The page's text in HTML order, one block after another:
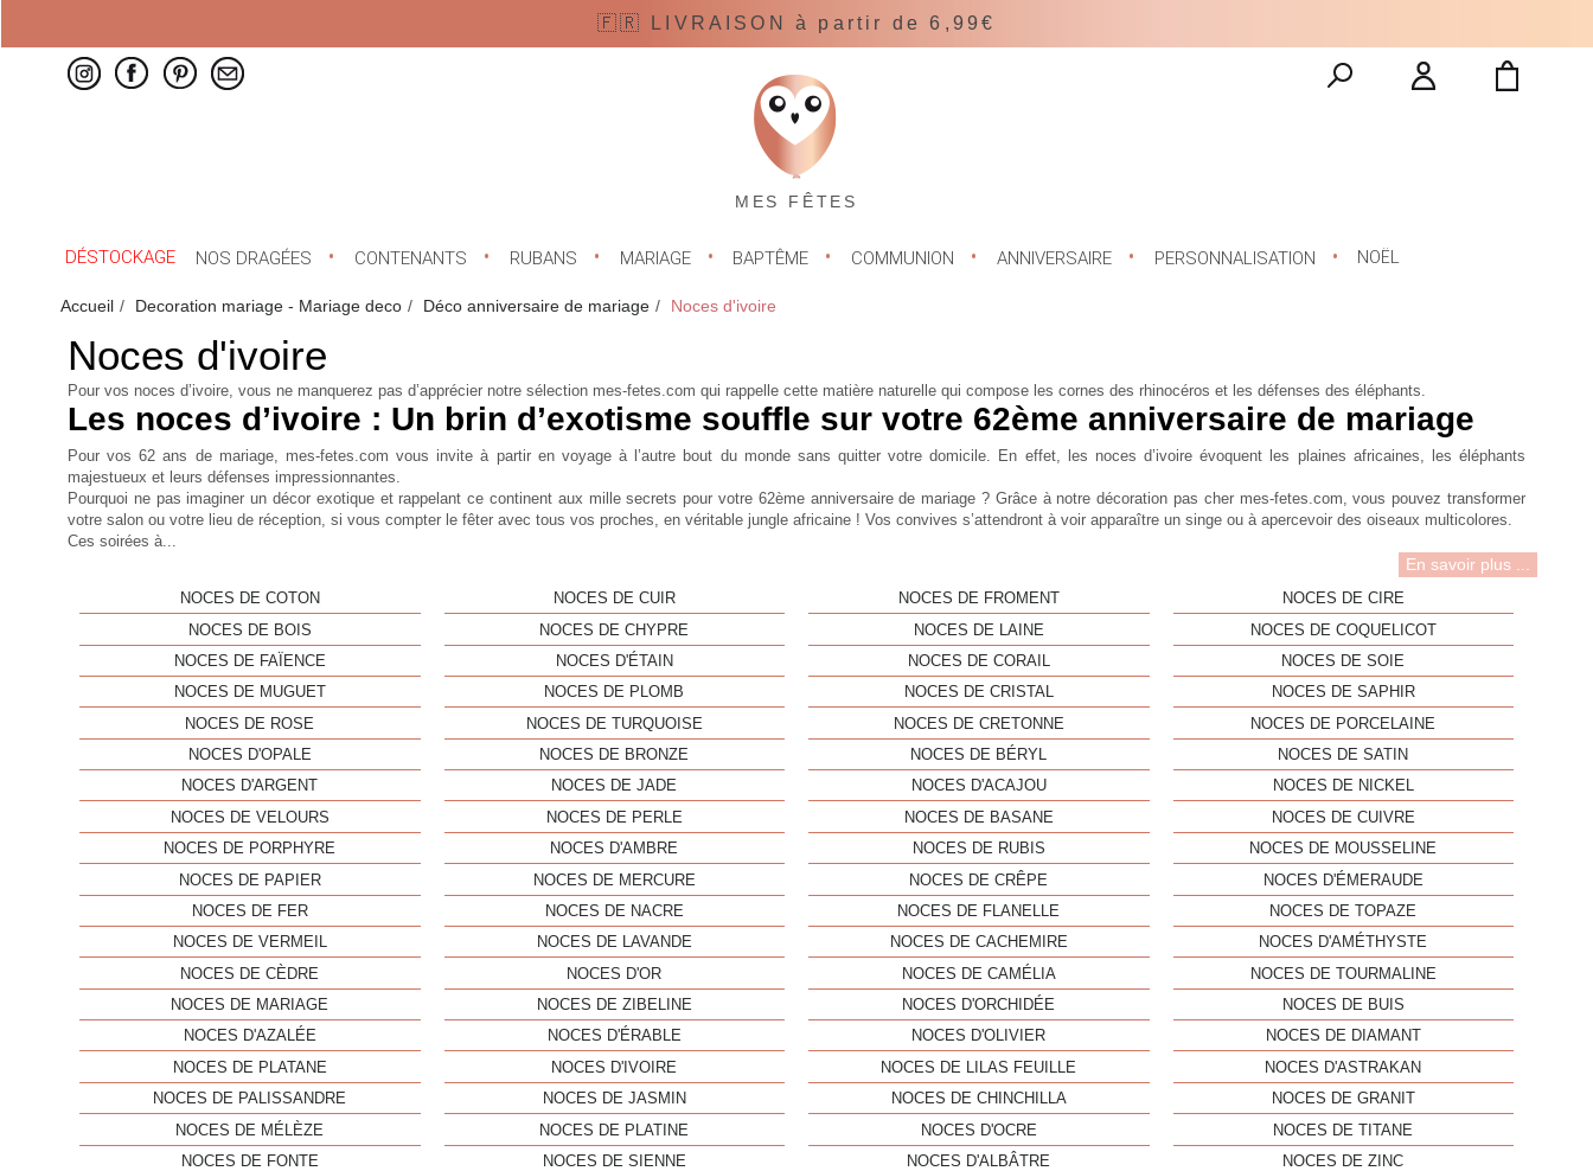
🇫🇷 LIVRAISON à partir de 6,99€
MES FÊTES
DÉSTOCKAGE NOS DRAGÉES CONTENANTS RUBANS MARIAGE BAPTÊME COMMUNION ANNIVERSAIRE PERSONNALISATION NOËL
Accueil Decoration mariage - Mariage deco Déco anniversaire de mariage Noces d'ivoire
Noces d'ivoire
Pour vos noces d’ivoire, vous ne manquerez pas d’apprécier notre sélection mes-fetes.com qui rappelle cette matière naturelle qui compose les cornes des rhinocéros et les défenses des éléphants.
Les noces d’ivoire : Un brin d’exotisme souffle sur votre 62ème anniversaire de mariage
Pour vos 62 ans de mariage, mes-fetes.com vous invite à partir en voyage à l’autre bout du monde sans quitter votre domicile. En effet, les noces d’ivoire évoquent les plaines africaines, les éléphants
majestueux et leurs défenses impressionnantes.
Pourquoi ne pas imaginer un décor exotique et rappelant ce continent aux mille secrets pour votre 62ème anniversaire de mariage ? Grâce à notre décoration pas cher mes-fetes.com, vous pouvez transformer
votre salon ou votre lieu de réception, si vous compter le fêter avec tous vos proches, en véritable jungle africaine ! Vos convives s’attendront à voir apparaître un singe ou à apercevoir des oiseaux multicolores.
Ces soirées à...
En savoir plus ...
NOCES DE COTON NOCES DE CUIR NOCES DE FROMENT
NOCES DE CIRE
NOCES DE BOIS
NOCES DE CHYPRE NOCES DE LAINE
NOCES DE COQUELICOT
NOCES DE FAÏENCE
NOCES D'ÉTAIN NOCES DE CORAIL
NOCES DE SOIE
NOCES DE MUGUET
NOCES DE PLOMB NOCES DE CRISTAL
NOCES DE SAPHIR
NOCES DE ROSE
NOCES DE TURQUOISE NOCES DE CRETONNE
NOCES DE PORCELAINE
NOCES D'OPALE
NOCES DE BRONZE NOCES DE BÉRYL
NOCES DE SATIN
NOCES D'ARGENT
NOCES DE JADE NOCES D'ACAJOU
NOCES DE NICKEL
NOCES DE VELOURS
NOCES DE PERLE NOCES DE BASANE
NOCES DE CUIVRE
NOCES DE PORPHYRE
NOCES D'AMBRE NOCES DE RUBIS
NOCES DE MOUSSELINE
NOCES DE PAPIER
NOCES DE MERCURE NOCES DE CRÊPE
NOCES D'ÉMERAUDE
NOCES DE FER
NOCES DE NACRE NOCES DE FLANELLE
NOCES DE TOPAZE
NOCES DE VERMEIL
NOCES DE LAVANDE NOCES DE CACHEMIRE
NOCES D'AMÉTHYSTE
NOCES DE CÈDRE
NOCES D'OR NOCES DE CAMÉLIA
NOCES DE TOURMALINE
NOCES DE MARIAGE
NOCES DE ZIBELINE NOCES D'ORCHIDÉE
NOCES DE BUIS
NOCES D'AZALÉE
NOCES D'ÉRABLE NOCES D'OLIVIER
NOCES DE DIAMANT
NOCES DE PLATANE
NOCES D'IVOIRE NOCES DE LILAS FEUILLE
NOCES D'ASTRAKAN
NOCES DE PALISSANDRE
NOCES DE JASMIN NOCES DE CHINCHILLA
NOCES DE GRANIT
NOCES DE MÉLÈZE
NOCES DE PLATINE NOCES D'OCRE
NOCES DE TITANE
NOCES DE FONTE
NOCES DE SIENNE NOCES D'ALBÂTRE
NOCES DE ZINC